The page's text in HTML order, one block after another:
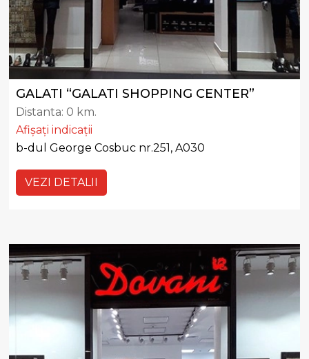
GALATI “GALATI SHOPPING CENTER”
Distanta: 0 km.
Afișați indicații
b-dul George Cosbuc nr.251, A030
VEZI DETALII